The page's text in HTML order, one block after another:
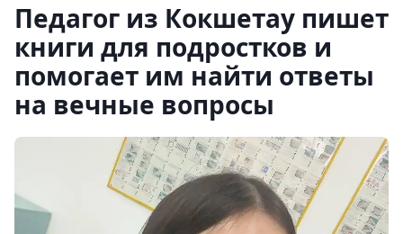
Педагог из Кокшетау пишет
книги для подростков и
помогает им найти ответы
на вечные вопросы